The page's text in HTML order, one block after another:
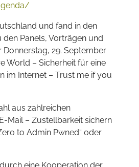
und fand in den
Panels, Vorträgen und
29. September
World – Sicherheit für eine
im Internet – Trust me if you
aus zahlreichen
Mail – Zustellbarkeit sichern
to Admin Pwned“ oder